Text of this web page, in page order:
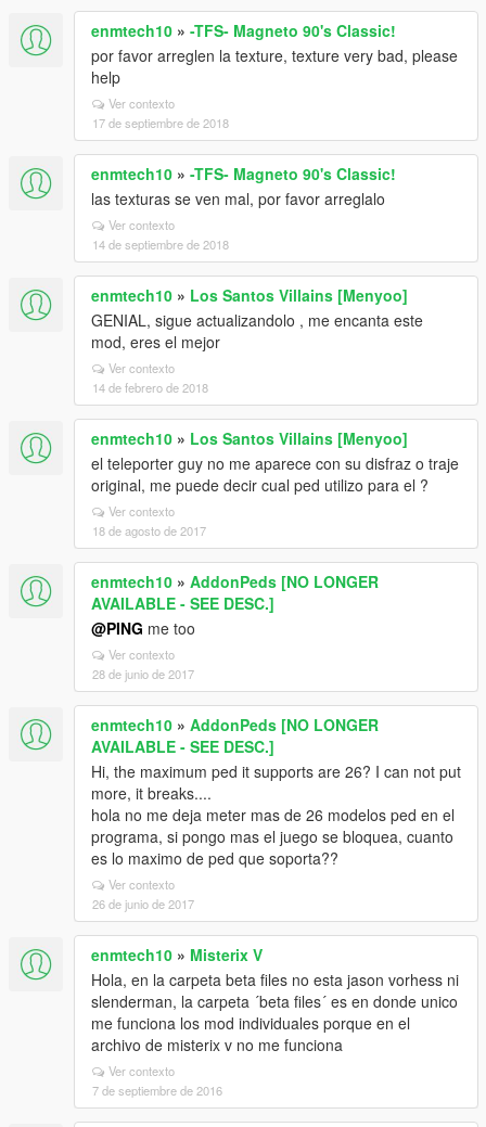
enmtech10 » -TFS- Magneto 90's Classic!
por favor arreglen la texture, texture very bad, please
help
Ver contexto
17 de septiembre de 2018
enmtech10 » -TFS- Magneto 90's Classic!
las texturas se ven mal, por favor arreglalo
Ver contexto
14 de septiembre de 2018
enmtech10 » Los Santos Villains [Menyoo]
GENIAL, sigue actualizandolo , me encanta este
mod, eres el mejor
Ver contexto
14 de febrero de 2018
enmtech10 » Los Santos Villains [Menyoo]
el teleporter guy no me aparece con su disfraz o traje
original, me puede decir cual ped utilizo para el ?
Ver contexto
18 de agosto de 2017
enmtech10 » AddonPeds [NO LONGER
AVAILABLE - SEE DESC.]
@PING me too
Ver contexto
28 de junio de 2017
enmtech10 » AddonPeds [NO LONGER
AVAILABLE - SEE DESC.]
Hi, the maximum ped it supports are 26? I can not put
more, it breaks....
hola no me deja meter mas de 26 modelos ped en el
programa, si pongo mas el juego se bloquea, cuanto
es lo maximo de ped que soporta??
Ver contexto
26 de junio de 2017
enmtech10 » Misterix V
Hola, en la carpeta beta files no esta jason vorhess ni
slenderman, la carpeta ´beta files´ es en donde unico
me funciona los mod individuales porque en el
archivo de misterix v no me funciona
Ver contexto
7 de septiembre de 2016